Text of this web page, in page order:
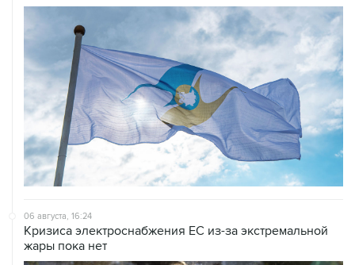
06 августа, 16:24
Кризиса электроснабжения ЕС из-за экстремальной
жары пока нет